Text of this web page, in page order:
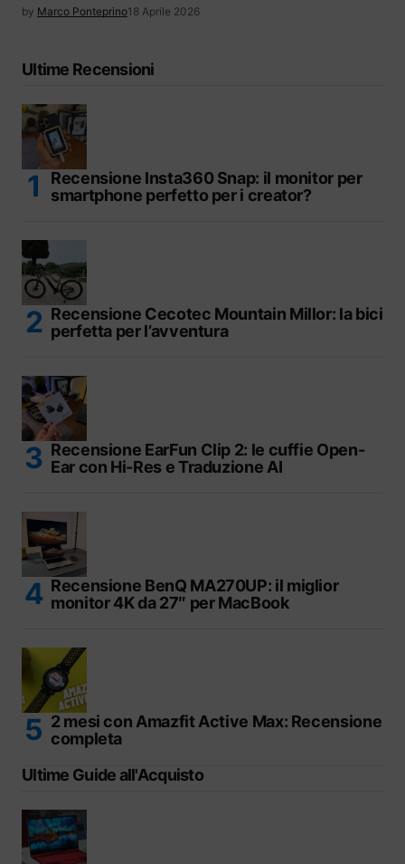
by Marco Ponteprino18 Aprile 2026
Ultime Recensioni
Recensione Insta360 Snap: il monitor per
smartphone perfetto per i creator?
Recensione Cecotec Mountain Millor: la bici
perfetta per l’avventura
Recensione EarFun Clip 2: le cuffie Open-
Ear con Hi-Res e Traduzione AI
Recensione BenQ MA270UP: il miglior
monitor 4K da 27″ per MacBook
2 mesi con Amazfit Active Max: Recensione
completa
Ultime Guide all'Acquisto